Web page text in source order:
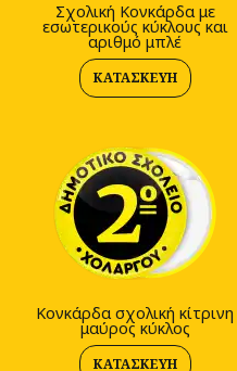
Σχολική Κονκάρδα με
εσωτερικούς κύκλους και
αριθμό μπλέ
ΚΑΤΑΣΚΕΥΉ
Κονκάρδα σχολική κίτρινη
μαύρος κύκλος
ΚΑΤΑΣΚΕΥΉ